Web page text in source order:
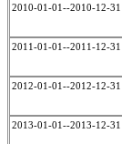
2010-01-01--2010-12-31
2011-01-01--2011-12-31
2012-01-01--2012-12-31
2013-01-01--2013-12-31